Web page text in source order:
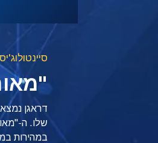
דראגן
שלו. ה-
במהירות